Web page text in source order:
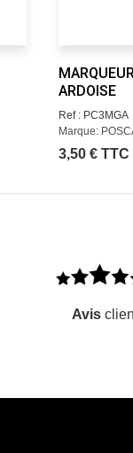
ARDOISE
Ref : PC3MGA
Marque:
3,50 € TTC
Avis